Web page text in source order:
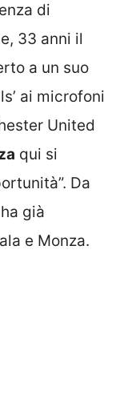
di
33 anni il
a un suo
ai microfoni
United
qui si
Da
già
e Monza.